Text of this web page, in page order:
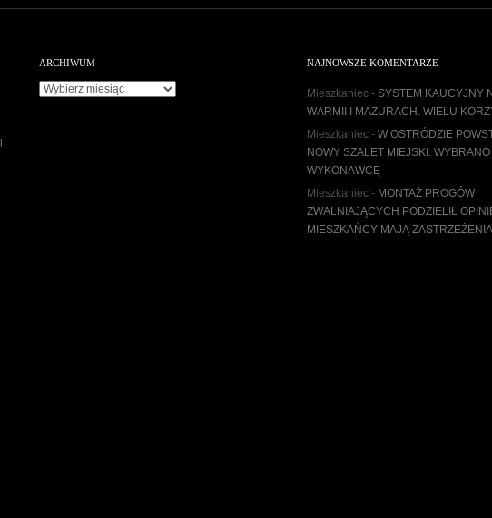
ARCHIWUM
A
NAJNOWSZE KOMENTARZE
Mieszkaniec - SYSTEM KAUCYJNY
WARMII I MAZURACH. WIELU
Mieszkaniec - W OSTRÓDZIE
NOWY SZALET MIEJSKI. WYBRANO
WYKONAWCĘ
Mieszkaniec - MONTAŻ PROGÓW
ZWALNIAJĄCYCH PODZIELIŁ
MIESZKAŃCY MAJĄ ZASTRZEŻENIA